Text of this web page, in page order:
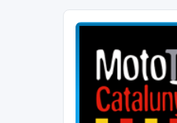
Mototurisme
Turisme en moto en català